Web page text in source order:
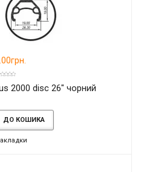
2000 disc 26" чорний
ДО КОШИКА